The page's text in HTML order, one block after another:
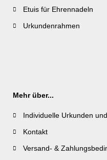
Etuis für Ehrennadeln
Urkundenrahmen
Mehr über...
Individuelle Urkunden
Kontakt
Versand- &